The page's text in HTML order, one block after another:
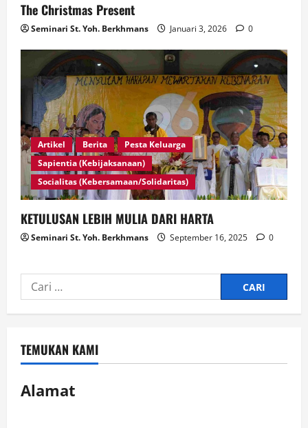
The Christmas Present
Seminari St. Yoh. Berkhmans Januari 3, 2026 0
Artikel Berita
Pesta Keluarga
Sapientia (Kebijaksanaan)
Socialitas (Kebersamaan/Solidaritas)
KETULUSAN LEBIH MULIA DARI HARTA
Seminari St. Yoh. Berkhmans September 16, 2025 0
TEMUKAN KAMI
Alamat